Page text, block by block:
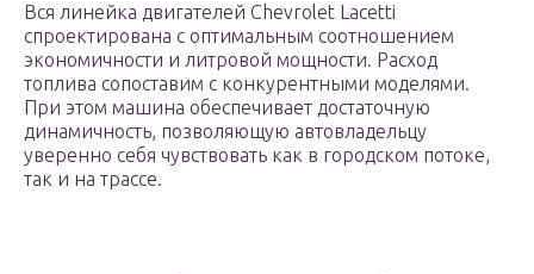
Вся линейка двигателей Chevrolet Lacetti
спроектирована с оптимальным соотношением
экономичности и литровой мощности. Расход
топлива сопоставим с конкурентными моделями.
При этом машина обеспечивает достаточную
динамичность, позволяющую автовладельцу
уверенно себя чувствовать как в городском потоке,
так и на трассе.